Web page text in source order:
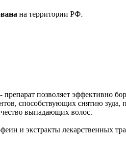
на территории РФ.
- препарат позволяет эффективно
способствующих снятию
выпадающих волос.
и экстракты лекарственных